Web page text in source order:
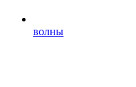
волны